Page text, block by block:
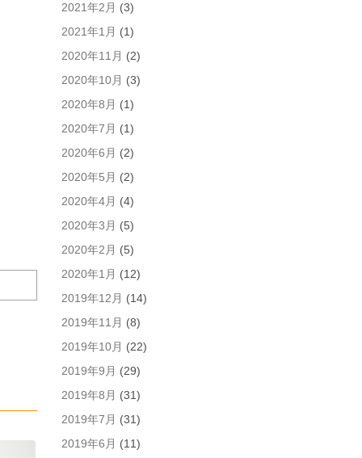
2021年2月 (3)
2021年1月 (1)
2020年11月 (2)
2020年10月 (3)
2020年8月 (1)
2020年7月 (1)
2020年6月 (2)
2020年5月 (2)
2020年4月 (4)
2020年3月 (5)
2020年2月 (5)
2020年1月 (12)
2019年12月 (14)
2019年11月 (8)
2019年10月 (22)
2019年9月 (29)
2019年8月 (31)
2019年7月 (31)
2019年6月 (11)